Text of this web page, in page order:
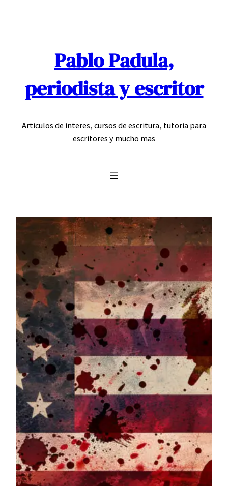
Pablo Padula,
periodista y escritor
Articulos de interes, cursos de escritura, tutoria para
escritores y mucho mas